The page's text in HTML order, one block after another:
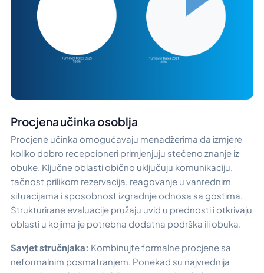
Procjena učinka osoblja
Procjene učinka omogućavaju menadžerima da izmjere
koliko dobro recepcioneri primjenjuju stečeno znanje iz
obuke. Ključne oblasti obično uključuju komunikaciju,
tačnost prilikom rezervacija, reagovanje u vanrednim
situacijama i sposobnost izgradnje odnosa sa gostima.
Strukturirane evaluacije pružaju uvid u prednosti i otkrivaju
oblasti u kojima je potrebna dodatna podrška ili obuka.
Savjet stručnjaka: Kombinujte formalne procjene sa
neformalnim posmatranjem. Ponekad su najvrednija